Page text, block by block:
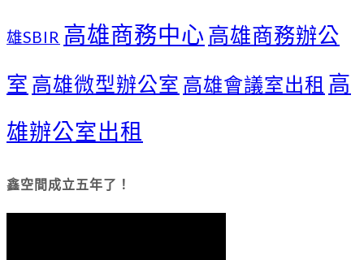
雄SBIR 高雄商務中心 高雄商務辦公
室 高雄微型辦公室 高雄會議室出租 高
雄辦公室出租
鑫空間成立五年了！